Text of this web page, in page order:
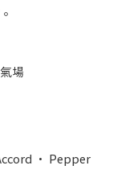
場
· Pepper